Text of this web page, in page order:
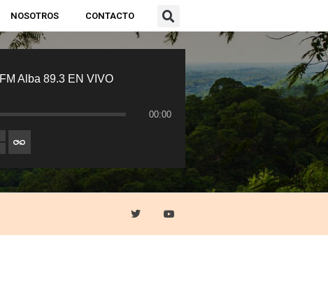
NOSOTROS CONTACTO
FM Alba 89.3 EN VIVO
00:00